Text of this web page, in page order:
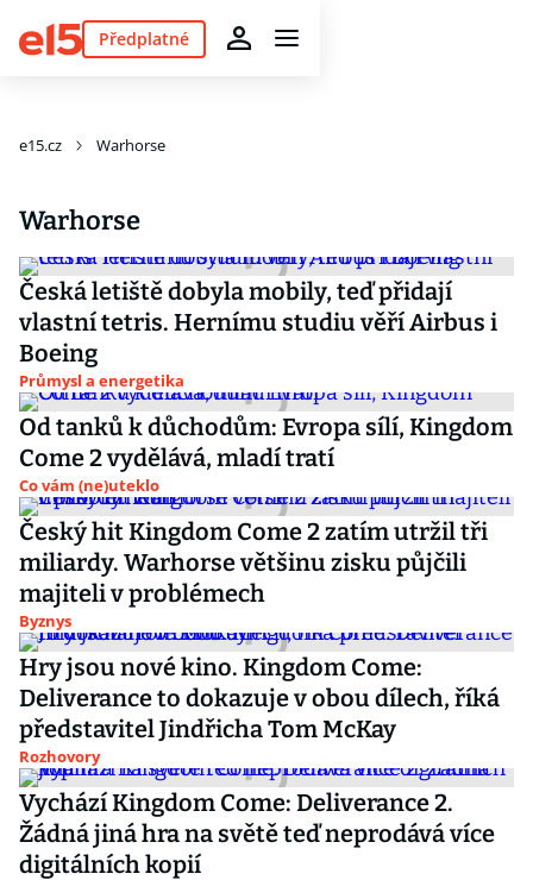
Předplatné
e15.cz Warhorse
Warhorse
Česká letiště dobyla mobily, teď přidají
vlastní tetris. Hernímu studiu věří Airbus i
Boeing
Průmysl a energetika
Od tanků k důchodům: Evropa sílí, Kingdom
Come 2 vydělává, mladí tratí
Co vám (ne)uteklo
Český hit Kingdom Come 2 zatím utržil tři
miliardy. Warhorse většinu zisku půjčili
majiteli v problémech
Byznys
Hry jsou nové kino. Kingdom Come:
Deliverance to dokazuje v obou dílech, říká
představitel Jindřicha Tom McKay
Rozhovory
Vychází Kingdom Come: Deliverance 2.
Žádná jiná hra na světě teď neprodává více
digitálních kopií